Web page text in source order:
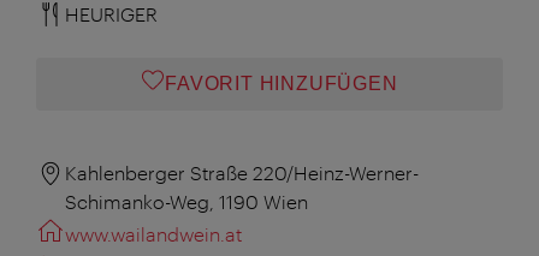
HEURIGER
FAVORIT HINZUFÜGEN
Kahlenberger Straße 220/Heinz-Werner-
Schimanko-Weg, 1190 Wien
www.wailandwein.at